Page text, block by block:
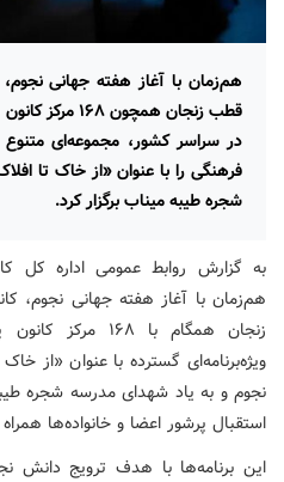
هم‌زمان با آغاز هفته جهانی
قطب زنجان
در سراسر کشور، مجموعه‌ای متنوع
فرهنگی را با عنوان «از خاک تا
شجره طیبه میناب برگزار کرد.
به گزارش روابط عمومی اداره کل
هم‌زمان با آغاز هفته جهانی نجوم،
زنجان همگام با
ویژه‌برنامه‌ای گسترده با عنوان «از
نجوم و به یاد شهدای مدرسه شجره طیبه
استقبال پرشور اعضا و خانواده‌ها
این برنامه‌ها با هدف ترویج دانش